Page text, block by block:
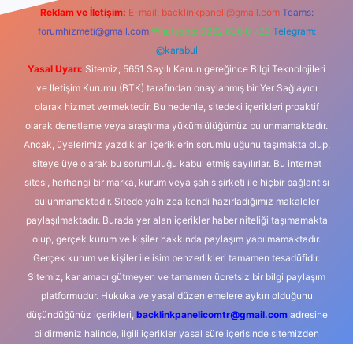
Reklam ve İletişim: E-mail: backlinkpaneli@gmail.com Teams:
forumhizmeti@gmail.com Whatsapp: 0262 606 0 726 Telegram:
@karabul
Yasal Uyarı: Sitemiz, 5651 Sayılı Kanun gereğince Bilgi Teknolojileri
ve İletişim Kurumu (BTK) tarafından onaylanmış bir Yer Sağlayıcı
olarak hizmet vermektedir. Bu nedenle, sitedeki içerikleri proaktif
olarak denetleme veya araştırma yükümlülüğümüz bulunmamaktadır.
Ancak, üyelerimiz yazdıkları içeriklerin sorumluluğunu taşımakta olup,
siteye üye olarak bu sorumluluğu kabul etmiş sayılırlar. Bu internet
sitesi, herhangi bir marka, kurum veya şahıs şirketi ile hiçbir bağlantısı
bulunmamaktadır. Sitede yalnızca kendi hazırladığımız makaleler
paylaşılmaktadır. Burada yer alan içerikler haber niteliği taşımamakta
olup, gerçek kurum ve kişiler hakkında paylaşım yapılmamaktadır.
Gerçek kurum ve kişiler ile isim benzerlikleri tamamen tesadüfidir.
Sitemiz, kar amacı gütmeyen ve tamamen ücretsiz bir bilgi paylaşım
platformudur. Hukuka ve yasal düzenlemelere aykırı olduğunu
düşündüğünüz içerikleri, backlinkpanelicomtr@gmail.comadresine
bildirmeniz halinde, ilgili içerikler yasal süre içerisinde sitemizden